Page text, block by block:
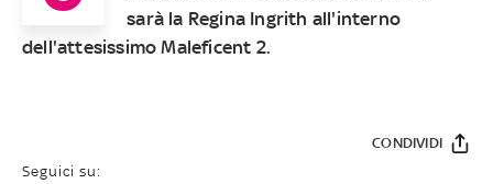
sarà la Regina Ingrith all'interno
dell'attesissimo Maleficent 2.
Seguici su:
CONDIVIDI